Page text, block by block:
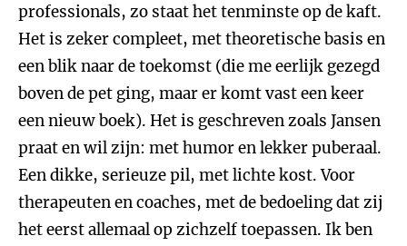
professionals, zo staat het tenminste op de kaft.
Het is zeker compleet, met theoretische basis en
een blik naar de toekomst (die me eerlijk gezegd
boven de pet ging, maar er komt vast een keer
een nieuw boek). Het is geschreven zoals Jansen
praat en wil zijn: met humor en lekker puberaal.
Een dikke, serieuze pil, met lichte kost. Voor
therapeuten en coaches, met de bedoeling dat zij
het eerst allemaal op zichzelf toepassen. Ik ben